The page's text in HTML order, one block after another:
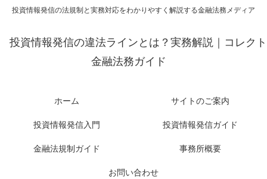
投資情報発信の法規制と実務対応をわかりやすく解説する金融法務メディア
投資情報発信の違法ラインとは？実務解説｜コレクト
金融法務ガイド
ホーム サイトのご案内
投資情報発信入門 投資情報発信ガイド
金融法規制ガイド 事務所概要
お問い合わせ